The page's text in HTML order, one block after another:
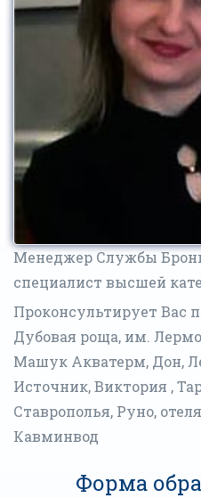
Менеджер Службы
специалист высшей
Проконсультирует Вас
Дубовая роща, им.
Машук Акватерм, Дон,
Источник, Виктория ,
Ставрополья, Руно,
Кавминвод
Форма